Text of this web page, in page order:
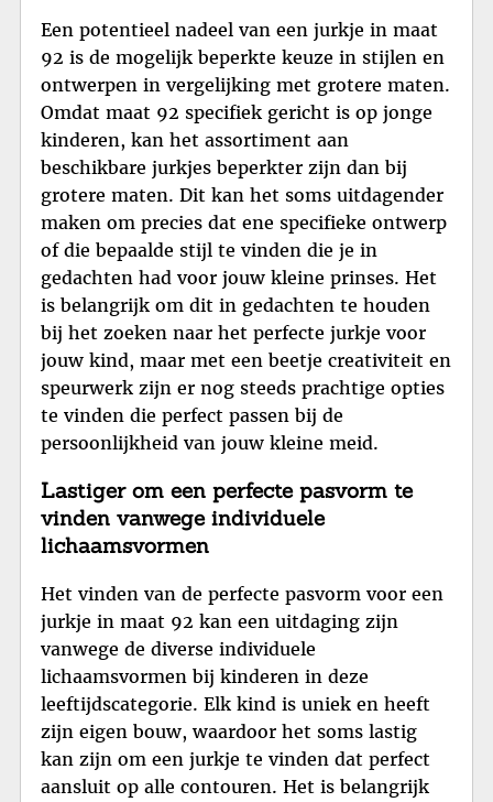
Een potentieel nadeel van een jurkje in maat
92 is de mogelijk beperkte keuze in stijlen en
ontwerpen in vergelijking met grotere maten.
Omdat maat 92 specifiek gericht is op jonge
kinderen, kan het assortiment aan
beschikbare jurkjes beperkter zijn dan bij
grotere maten. Dit kan het soms uitdagender
maken om precies dat ene specifieke ontwerp
of die bepaalde stijl te vinden die je in
gedachten had voor jouw kleine prinses. Het
is belangrijk om dit in gedachten te houden
bij het zoeken naar het perfecte jurkje voor
jouw kind, maar met een beetje creativiteit en
speurwerk zijn er nog steeds prachtige opties
te vinden die perfect passen bij de
persoonlijkheid van jouw kleine meid.
Lastiger om een perfecte pasvorm te
vinden vanwege individuele
lichaamsvormen
Het vinden van de perfecte pasvorm voor een
jurkje in maat 92 kan een uitdaging zijn
vanwege de diverse individuele
lichaamsvormen bij kinderen in deze
leeftijdscategorie. Elk kind is uniek en heeft
zijn eigen bouw, waardoor het soms lastig
kan zijn om een jurkje te vinden dat perfect
aansluit op alle contouren. Het is belangrijk